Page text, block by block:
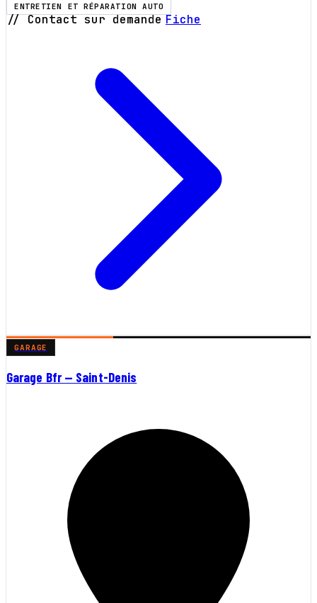
ENTRETIEN ET RÉPARATION AUTO
// Contact sur demande Fiche
GARAGE
Garage Bfr — Saint-Denis